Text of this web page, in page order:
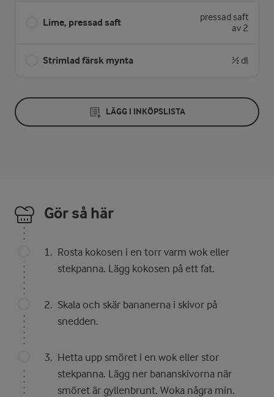
Lime, pressad saft
pressad saft
av 2
Strimlad färsk mynta ½ dl
LÄGG I INKÖPSLISTA
Gör så här
Rosta kokosen i en torr varm wok eller
stekpanna. Lägg kokosen på ett fat.
Skala och skär bananerna i skivor på
snedden.
Hetta upp smöret i en wok eller stor
stekpanna. Lägg ner bananskivorna när
smöret är gyllenbrunt. Woka några min.